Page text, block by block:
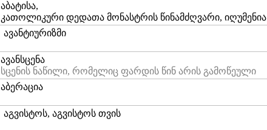
აბატისა,
კათოლიკური დედათა მონასტრის წინამძღვარი, იღუმენია
ავანტიურიზმი
ავანსცენა
სცენის ნაწილი, რომელიც ფარდის წინ არის გამოწეული
აბერაცია
აგვისტოს, აგვისტოს თვის